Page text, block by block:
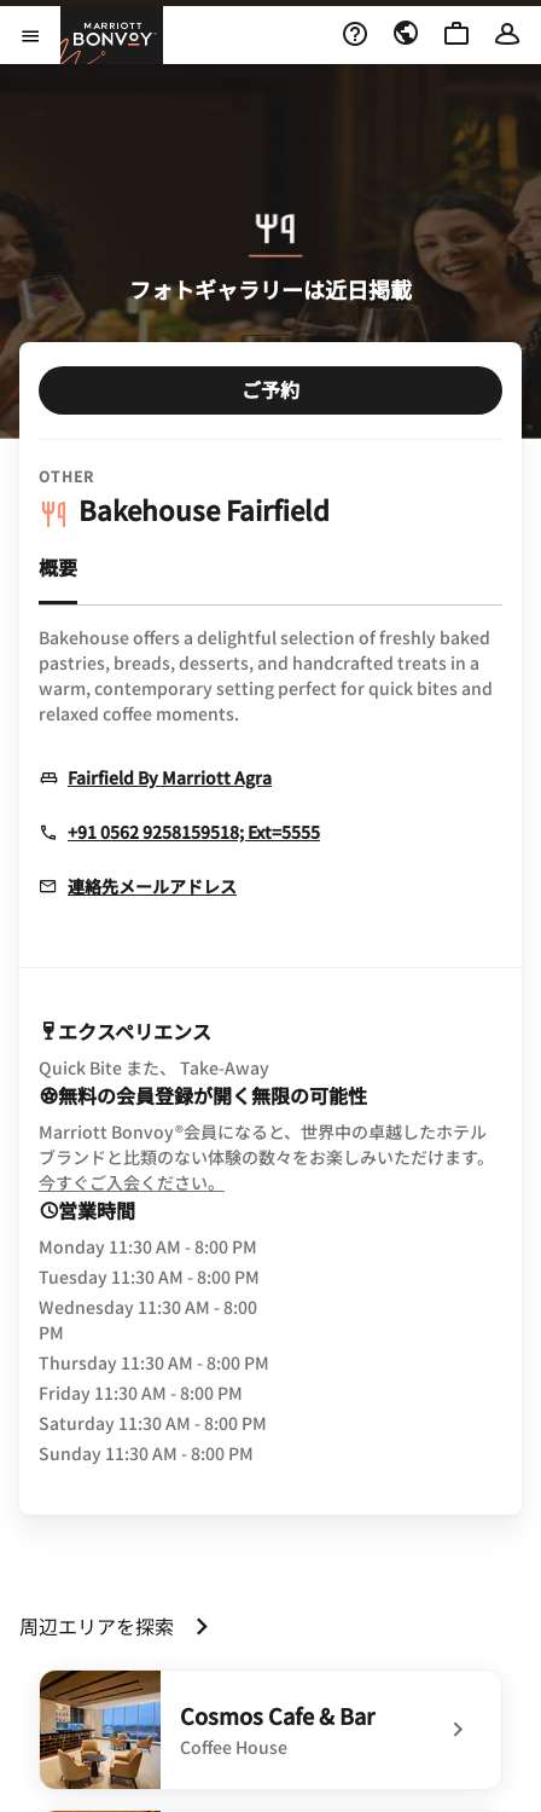
Skip to Content
メニューを開く
Marriott Bonvoy
フォトギャラリーは近日掲載
OTHER
Bakehouse Fairfield
ご予約
概要
Bakehouse offers a delightful selection of freshly baked
pastries, breads, desserts, and handcrafted treats in a
warm, contemporary setting perfect for quick bites and
relaxed coffee moments.
Fairfield By Marriott AgraOpens In New Window
+91 0562 9258159518; Ext=5555
連絡先メールアドレス
エクスペリエンス
Quick Bite また、 Take-Away
無料の会員登録が開く無限の可能性
Marriott Bonvoy®会員になると、世界中の卓越したホテル
ブランドと比類のない体験の数々をお楽しみいただけます。
今すぐご入会ください。
営業時間
Monday 11:30 AM - 8:00 PM
Tuesday 11:30 AM - 8:00 PM
Wednesday 11:30 AM - 8:00
PM
Thursday 11:30 AM - 8:00 PM
Friday 11:30 AM - 8:00 PM
Saturday 11:30 AM - 8:00 PM
Sunday 11:30 AM - 8:00 PM
周辺エリアを探索
Cosmos Cafe & Bar
Coffee House